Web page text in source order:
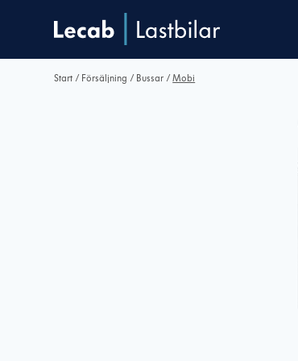
Start / Försäljning / Bussar /Mobi